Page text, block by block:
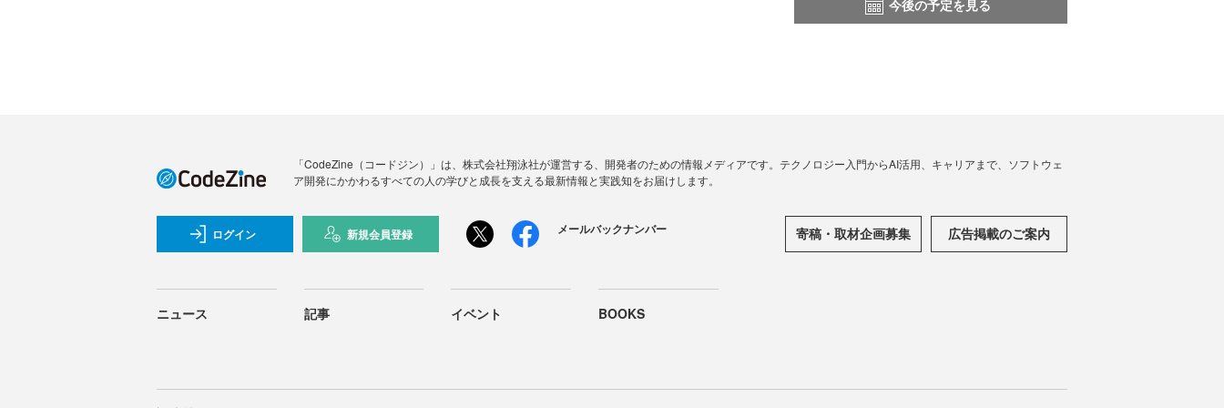
今後の予定を見る
「CodeZine（コードジン）」は、株式会社翔泳社が運営する、開発者のための情報メディアです。テクノロジー入門からAI活用、キャリアまで、ソフトウェ
ア開発にかかわるすべての人の学びと成長を支える最新情報と実践知をお届けします。
ログイン 新規会員登録 メールバックナンバー 寄稿・取材企画募集 広告掲載のご案内
ニュース 記事 イベント BOOKS